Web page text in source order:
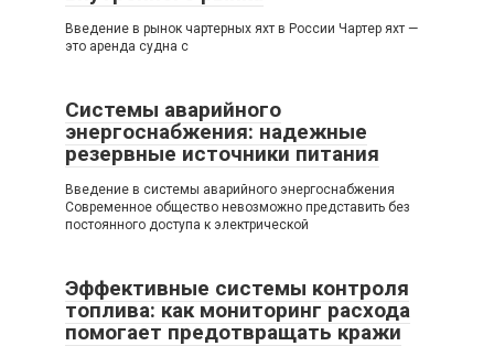
Введение в рынок чартерных яхт в России Чартер яхт —
это аренда судна с
Системы аварийного
энергоснабжения: надежные
резервные источники питания
Введение в системы аварийного энергоснабжения
Современное общество невозможно представить без
постоянного доступа к электрической
Эффективные системы контроля
топлива: как мониторинг расхода
помогает предотвращать кражи